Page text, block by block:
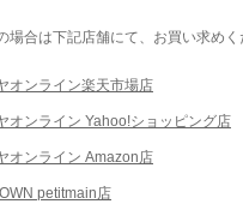
場合は下記店舗にて、お買い求めく
オンライン楽天市場店
オンライン Yahoo!ショッピング店
オンライン Amazon店
petitmain店